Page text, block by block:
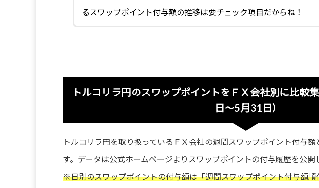
るスワップポイント付与額の推移は要チェック項目だからね！
トルコリラ円のスワップポイントをＦＸ会社別に比較
日～5月31日）
トルコリラ円を取り扱っているＦＸ会社の週間スワップポイント付与
す。データは公式ホームページよりスワップポイントの付与履歴を公開
※日別のスワップポイントの付与額は「週間スワップポイント付与額